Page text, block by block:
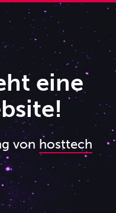
eine
von hosttech